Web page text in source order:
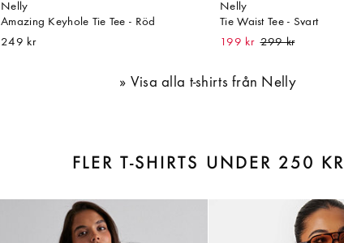
Nelly
Amazing Keyhole Tie Tee - Röd
249 kr
Nelly
Tie Waist Tee - Svart
199 kr
Visa alla t-shirts från Nelly
FLER T-SHIRTS UNDER 250 KR